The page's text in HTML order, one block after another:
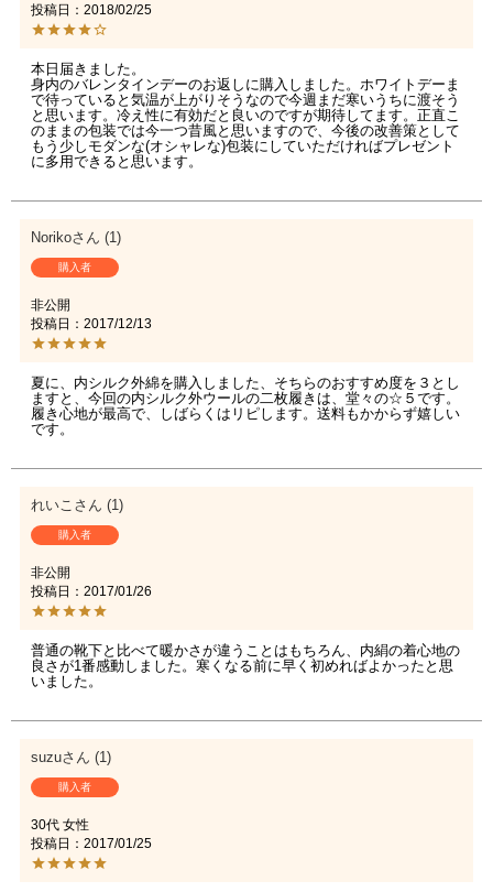
投稿日
2018/02/25
本日届きました。
身内のバレンタインデーのお返しに購入しました。ホワイトデーま
で待っていると気温が上がりそうなので今週まだ寒いうちに渡そう
と思います。冷え性に有効だと良いのですが期待してます。正直こ
のままの包装では今一つ昔風と思いますので、今後の改善策として
もう少しモダンな(オシャレな)包装にしていただければプレゼント
に多用できると思います。
Noriko 1
購入者
非公開
投稿日
2017/12/13
夏に、内シルク外綿を購入しました、そちらのおすすめ度を３とし
ますと、今回の内シルク外ウールの二枚履きは、堂々の☆５です。
履き心地が最高で、しばらくはリピします。送料もかからず嬉しい
です。
れいこ 1
購入者
非公開
投稿日
2017/01/26
普通の靴下と比べて暖かさが違うことはもちろん、内絹の着心地の
良さが1番感動しました。寒くなる前に早く初めればよかったと思
いました。
suzu 1
購入者
30代 女性
投稿日
2017/01/25